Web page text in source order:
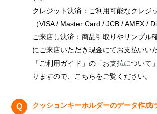
クレジット決済：ご利用可能なクレジ
（VISA / Master Card / JCB / AMEX /
ご来店し決済：商品引取りやサンプル
にご来店いただき現金にてお支払いい
「ご利用ガイド」の「お支払について
りますので、こちらをご覧ください。
クッションキーホルダーのデータ作成/